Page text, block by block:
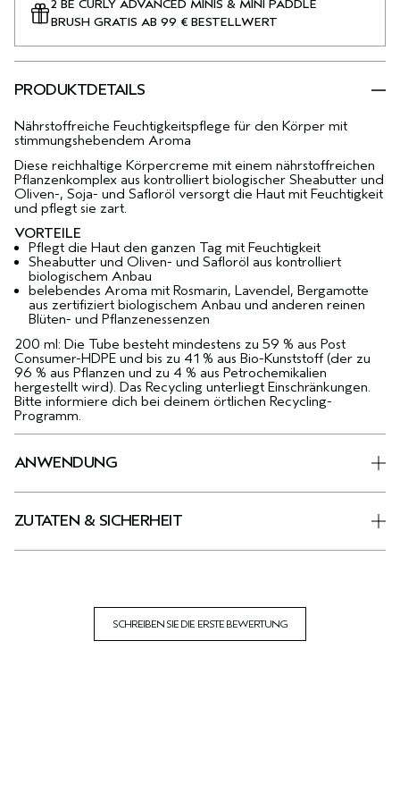
2 BE CURLY ADVANCED MINIS & MINI PADDLE
BRUSH GRATIS AB 99 € BESTELLWERT
PRODUKTDETAILS
Nährstoffreiche Feuchtigkeitspflege für den Körper mit
stimmungshebendem Aroma
Diese reichhaltige Körpercreme mit einem nährstoffreichen
Pflanzenkomplex aus kontrolliert biologischer Sheabutter und
Oliven-, Soja- und Safloröl versorgt die Haut mit Feuchtigkeit
und pflegt sie zart.
VORTEILE
Pflegt die Haut den ganzen Tag mit Feuchtigkeit
Sheabutter und Oliven- und Safloröl aus kontrolliert
biologischem Anbau
belebendes Aroma mit Rosmarin, Lavendel, Bergamotte
aus zertifiziert biologischem Anbau und anderen reinen
Blüten- und Pflanzenessenzen
200 ml: Die Tube besteht mindestens zu 59 % aus Post
Consumer-HDPE und bis zu 41 % aus Bio-Kunststoff (der zu
96 % aus Pflanzen und zu 4 % aus Petrochemikalien
hergestellt wird). Das Recycling unterliegt Einschränkungen.
Bitte informiere dich bei deinem örtlichen Recycling-
Programm.
ANWENDUNG
ZUTATEN & SICHERHEIT
SCHREIBEN SIE DIE ERSTE BEWERTUNG